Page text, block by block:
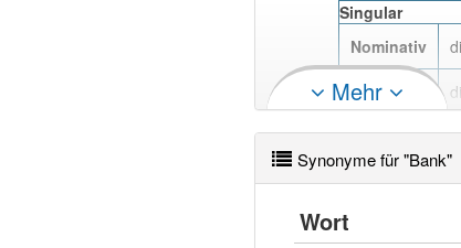
Singular
Nominativ
Akkusativ
Dativ
Genitiv
Mehr
Synonyme für "Bank"
Wort